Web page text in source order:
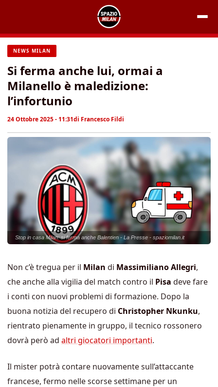
contenuto
NEWS MILAN
Si ferma anche lui, ormai a
Milanello è maledizione:
l’infortunio
24 Ottobre 2025 - 11:31di Francesco Fildi
Stop in casa Milan: si ferma anche Balentien - La Presse - spaziomilan.it
Non c’è tregua per il Milan di Massimiliano Allegri,
che anche alla vigilia del match contro il Pisa deve fare
i conti con nuovi problemi di formazione. Dopo la
buona notizia del recupero di Christopher Nkunku,
rientrato pienamente in gruppo, il tecnico rossonero
dovrà però ad altri giocatori importanti.
Il mister potrà contare nuovamente sull’attaccante
francese, fermo nelle scorse settimane per un